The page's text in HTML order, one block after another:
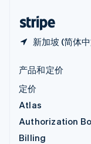
新加坡 (简体
产品和定价
定价
Atlas
Authorization
Billing